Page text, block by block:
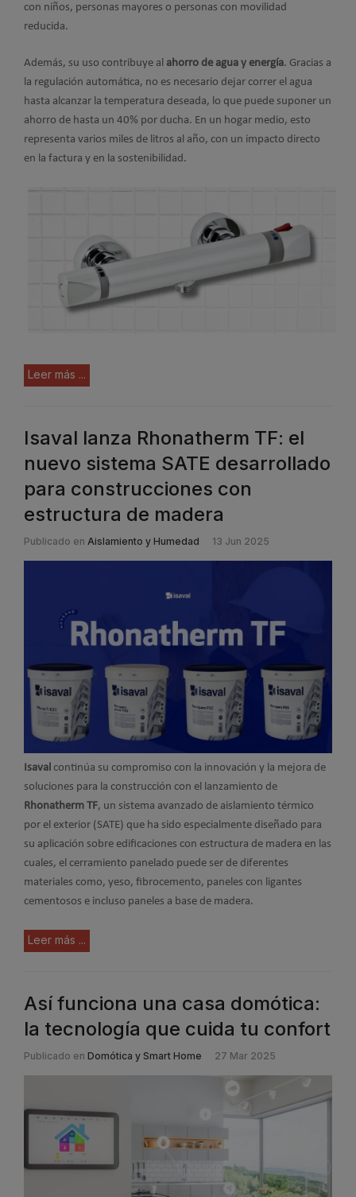
con niños, personas mayores o personas con movilidad
reducida.
Además, su uso contribuye al ahorro de agua y energía. Gracias a
la regulación automática, no es necesario dejar correr el agua
hasta alcanzar la temperatura deseada, lo que puede suponer un
ahorro de hasta un 40% por ducha. En un hogar medio, esto
representa varios miles de litros al año, con un impacto directo
en la factura y en la sostenibilidad.
Leer más ...
Isaval lanza Rhonatherm TF: el
nuevo sistema SATE desarrollado
para construcciones con
estructura de madera
Publicado en Aislamiento y Humedad 13 Jun 2025
Isaval continúa su compromiso con la innovación y la mejora de
soluciones para la construcción con el lanzamiento de
Rhonatherm TF, un sistema avanzado de aislamiento térmico
por el exterior (SATE) que ha sido especialmente diseñado para
su aplicación sobre edificaciones con estructura de madera en las
cuales, el cerramiento panelado puede ser de diferentes
materiales como, yeso, fibrocemento, paneles con ligantes
cementosos e incluso paneles a base de madera.
Leer más ...
Así funciona una casa domótica:
la tecnología que cuida tu confort
Publicado en Domótica y Smart Home 27 Mar 2025